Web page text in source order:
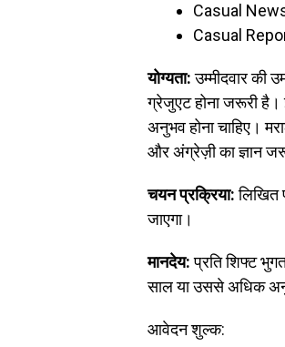
Casual
Casual
योग्यता:उम्मीदवार की
ग्रेजुएट होना जरूरी है।
अनुभव होना चाहिए।
और अंग्रेज़ी का ज्ञान
चयन प्रक्रिया:लिखित
जाएगा।
मानदेय:प्रति शिफ्ट
साल या उससे अधिक
आवेदन शुल्क: